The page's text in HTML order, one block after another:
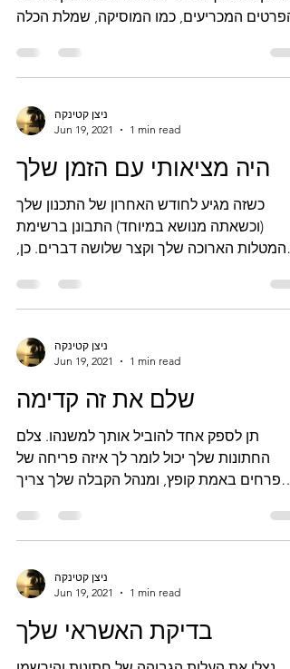
הפרטים המכריעים, כמו המוסיקה, שמלת הכלה
ניצן קטינקה
Jun 19, 2021
1 min read
היה מציאותי עם הזמן שלך
כשזה מגיע לחודש האחרון של התכנון שלך
(וכשאתה מנושא במיוחד) התבונן ברשימת
המטלות הארוכה שלך וקצר שלושה דברים. כן,
ניצן קטינקה
Jun 19, 2021
1 min read
שלם את זה קדימה
תן לספק אחד להוביל אותך למשנהו. צלם
החתונות שלך יכול לומר לך איזה פריחה של
פרחים באמת קופץ, ומנהל הקבלה שלך צריך
ניצן קטינקה
Jun 19, 2021
1 min read
בדיקת האשראי שלך